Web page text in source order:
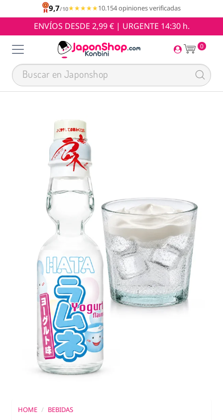
9,7/10★★★★★
★★★★★10.154 opiniones verificadas
ENVÍOS DESDE 2,99 € | URGENTE 14:30 h.
0
HOME / BEBIDAS